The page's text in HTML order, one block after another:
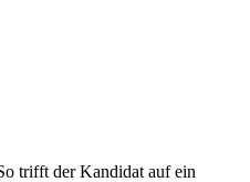
trifft der Kandidat auf ein